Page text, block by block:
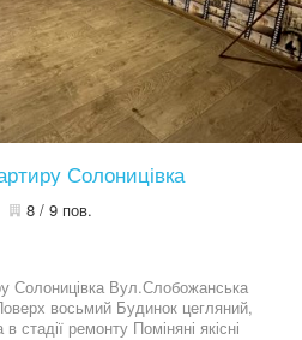
Солоницівка
8 / 9 пов.
Солоницівка Вул.Слобожанська
восьмий Будинок цегляний,
стадії ремонту Поміняні якісні